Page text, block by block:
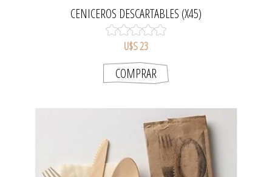
CENICEROS DESCARTABLES (X45)
U$S 23